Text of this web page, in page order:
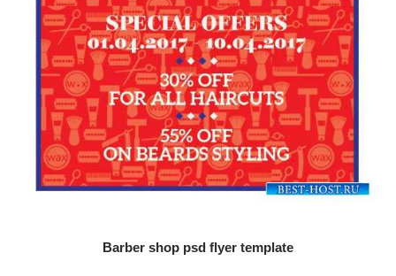
Barber shop psd flyer template